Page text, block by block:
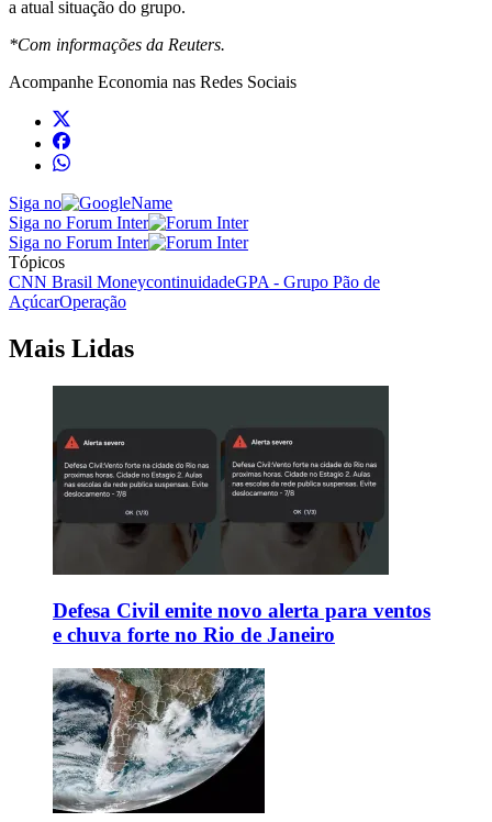
a atual situação do grupo.
*Com informações da Reuters.
Acompanhe Economia nas Redes Sociais
Siga no
Siga no Forum Inter
Siga no Forum Inter
Tópicos
CNN Brasil MoneycontinuidadeGPA - Grupo Pão de
AçúcarOperação
Mais Lidas
Defesa Civil emite novo alerta para ventos
e chuva forte no Rio de Janeiro